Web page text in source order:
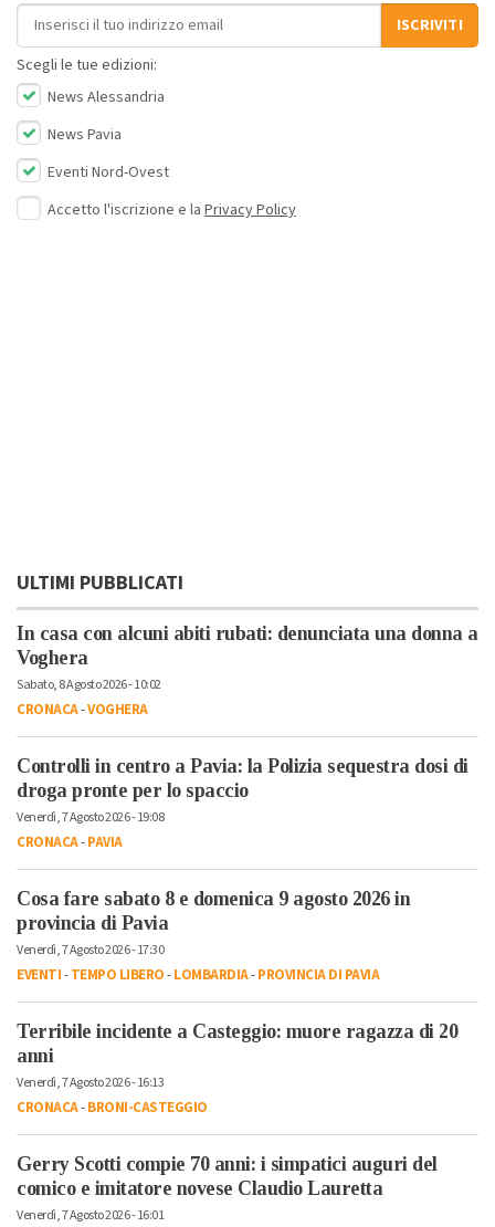
Indirizzo email
ISCRIVITI
Scegli le tue edizioni:
News Alessandria
News Pavia
Eventi Nord-Ovest
Accetto l'iscrizione e la Privacy Policy
ULTIMI PUBBLICATI
In casa con alcuni abiti rubati: denunciata una donna a
Voghera
Sabato, 8 Agosto 2026 - 10:02
CRONACA-VOGHERA
Controlli in centro a Pavia: la Polizia sequestra dosi di
droga pronte per lo spaccio
Venerdì, 7 Agosto 2026 - 19:08
CRONACA-PAVIA
Cosa fare sabato 8 e domenica 9 agosto 2026 in
provincia di Pavia
Venerdì, 7 Agosto 2026 - 17:30
EVENTI-TEMPO LIBERO-LOMBARDIA-PROVINCIA DI PAVIA
Terribile incidente a Casteggio: muore ragazza di 20
anni
Venerdì, 7 Agosto 2026 - 16:13
CRONACA-BRONI-CASTEGGIO
Gerry Scotti compie 70 anni: i simpatici auguri del
comico e imitatore novese Claudio Lauretta
Venerdì, 7 Agosto 2026 - 16:01